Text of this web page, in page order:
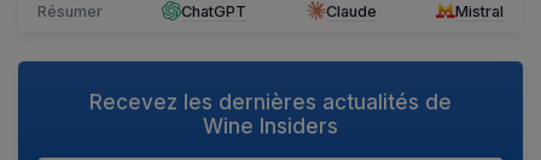
Résumer ChatGPT Claude Mistral
Recevez les dernières actualités de
Wine Insiders